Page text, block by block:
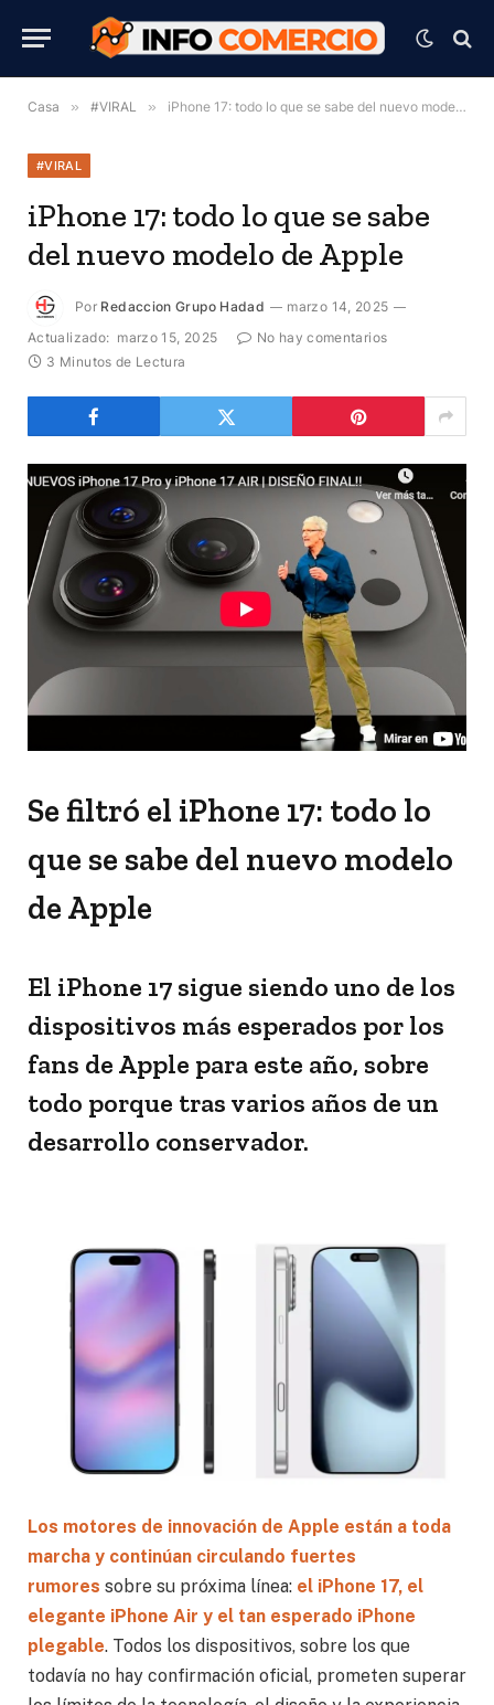
Casa » #VIRAL » iPhone 17: todo lo que se sabe del nuevo modelo de Apple
#VIRAL
iPhone 17: todo lo que se sabe
del nuevo modelo de Apple
Por Redaccion Grupo Hadad
marzo 14, 2025
Actualizado: marzo 15, 2025
No hay comentarios
3 Minutos de Lectura
Se filtró el iPhone 17: todo lo
que se sabe del nuevo modelo
de Apple
El iPhone 17 sigue siendo uno de los
dispositivos más esperados por los
fans de Apple para este año, sobre
todo porque tras varios años de un
desarrollo conservador.
Los motores de innovación de Apple están a toda
marcha y continúan circulando fuertes
rumores sobre su próxima línea: el iPhone 17, el
elegante iPhone Air y el tan esperado iPhone
plegable. Todos los dispositivos, sobre los que
todavía no hay confirmación oficial, prometen superar